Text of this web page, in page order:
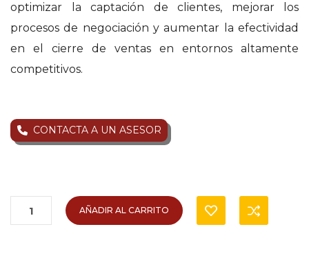
optimizar la captación de clientes, mejorar los
procesos de negociación y aumentar la efectividad
en el cierre de ventas en entornos altamente
competitivos.
CONTACTA A UN ASESOR
AÑADIR AL CARRITO